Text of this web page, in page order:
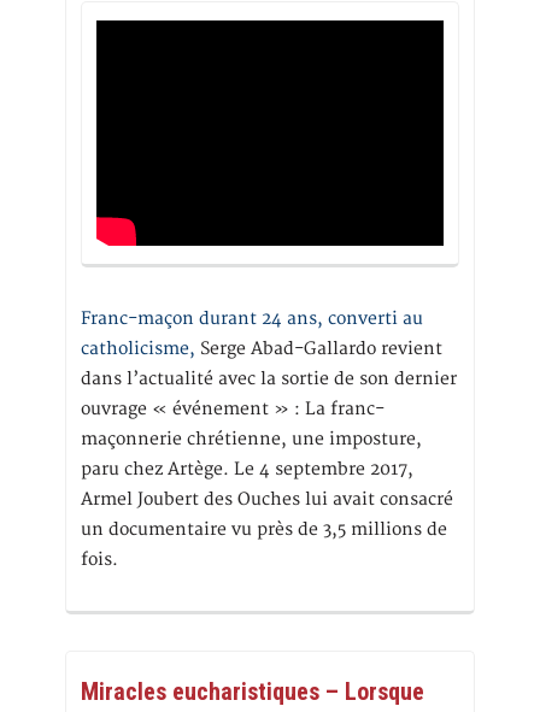
Franc-maçon durant 24 ans, converti au
catholicisme, Serge Abad-Gallardo revient
dans l’actualité avec la sortie de son dernier
ouvrage « événement » : La franc-
maçonnerie chrétienne, une imposture,
paru chez Artège. Le 4 septembre 2017,
Armel Joubert des Ouches lui avait consacré
un documentaire vu près de 3,5 millions de
fois.
Miracles eucharistiques – Lorsque